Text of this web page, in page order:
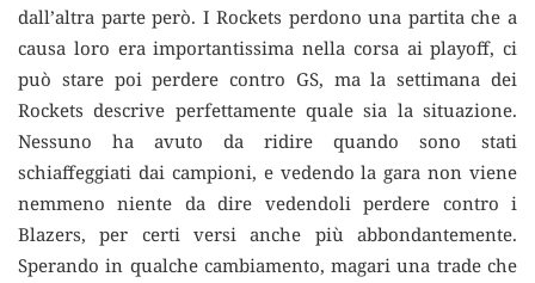
dall’altra parte però. I Rockets perdono una partita che a
causa loro era importantissima nella corsa ai playoff, ci
può stare poi perdere contro GS, ma la settimana dei
Rockets descrive perfettamente quale sia la situazione.
Nessuno ha avuto da ridire quando sono stati
schiaffeggiati dai campioni, e vedendo la gara non viene
nemmeno niente da dire vedendoli perdere contro i
Blazers, per certi versi anche più abbondantemente.
Sperando in qualche cambiamento, magari una trade che